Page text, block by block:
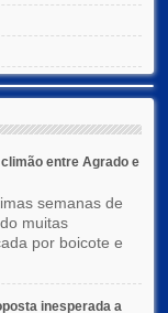
entre Agrado e
semanas de
muitas
por boicote e
inesperada a